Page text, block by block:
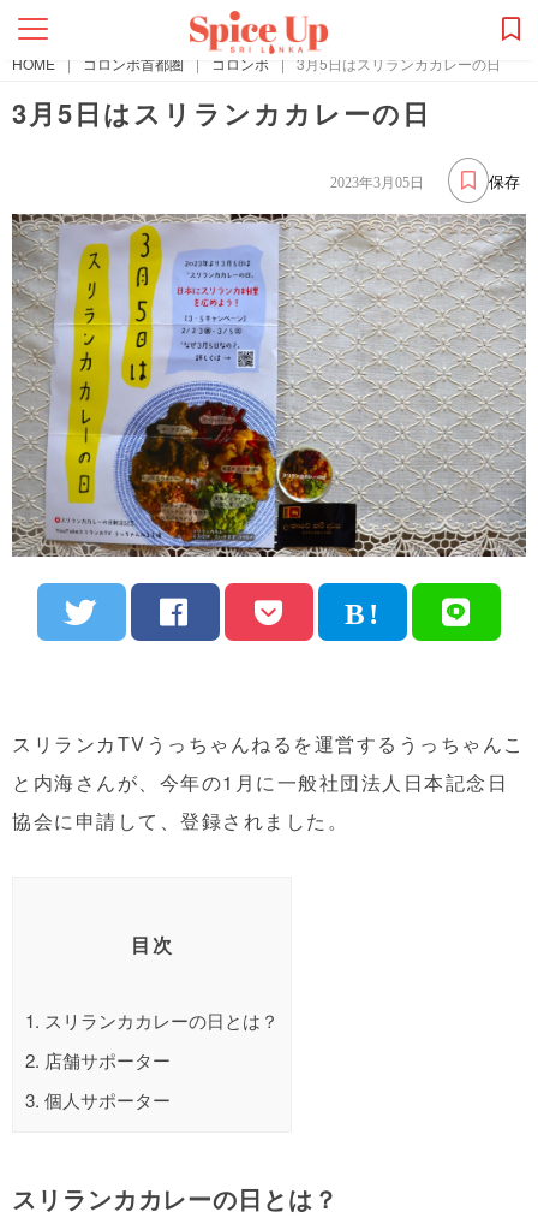
HOME | コロンボ首都圏 | コロンボ | 3月5日はスリランカカレーの日
3月5日はスリランカカレーの日
保存
2023年3月05日
スリランカTVうっちゃんねるを運営するうっちゃんこ
と内海さんが、今年の1月に一般社団法人日本記念日
協会に申請して、登録されました。
目次
1. スリランカカレーの日とは？
2. 店舗サポーター
3. 個人サポーター
スリランカカレーの日とは？